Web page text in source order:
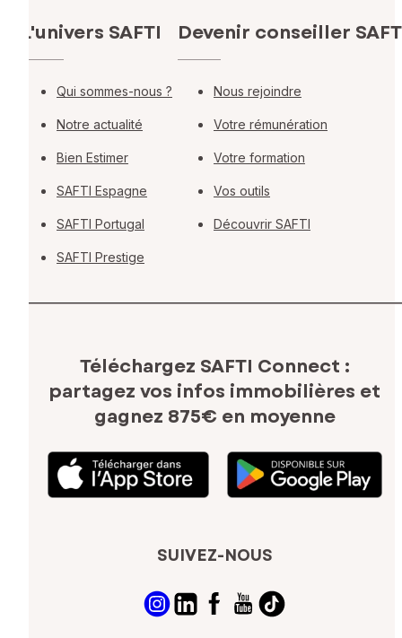
L'univers SAFTI
Qui sommes-nous ?
Notre actualité
Bien Estimer
SAFTI Espagne
SAFTI Portugal
SAFTI Prestige
Devenir conseiller
Nous rejoindre
Votre rémunération
Votre formation
Vos outils
Découvrir SAFTI
Téléchargez SAFTI Connect :
partagez vos infos immobilières et
gagnez 875€ en moyenne
SUIVEZ-NOUS